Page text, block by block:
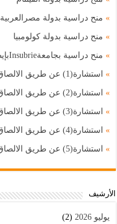
» منح دراسية بدولة مصرالعربية
» منح دراسية بدولة كولومبيا
» منح دراسية بجامعةInsubrieبإيطاليا.
» استشارة(1) عن طريق الالصاق
» استشارة(2) عن طريق الالصاق
» استشارة(3) عن طريق الالصاق
» استشارة(4) عن طريق الالصاق
» استشارة(5) عن طريق الالصاق
اﻷرشيف
يوليو 2026 (2)